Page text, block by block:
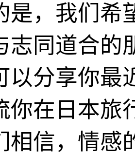
是，我们希
志同道合的
以分享你最
你在日本旅
相信，情感